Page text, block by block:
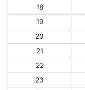
18
19
20
21
22
23